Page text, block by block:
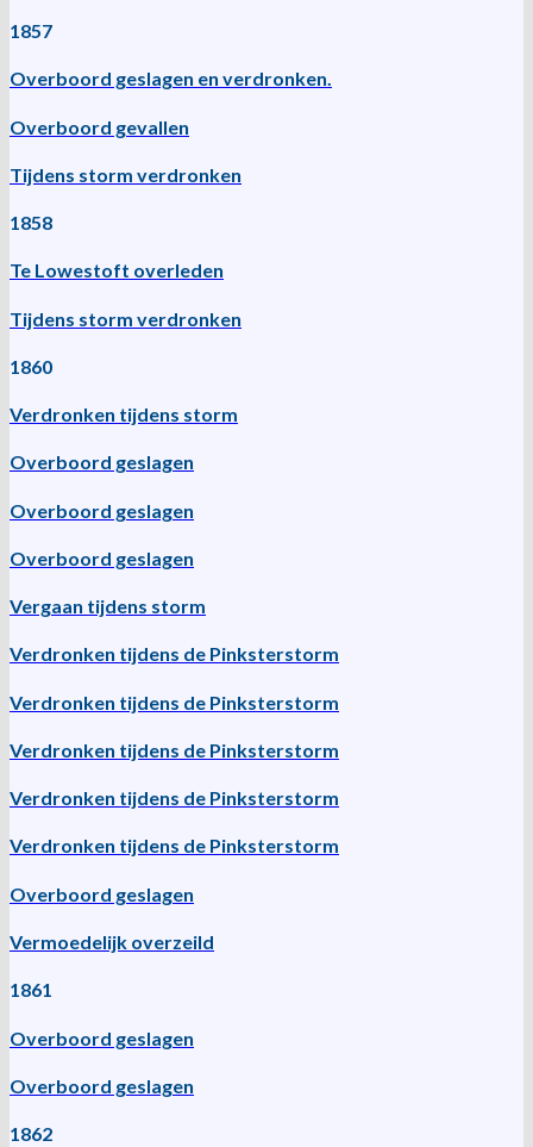
1857
Overboord geslagen en verdronken.
Overboord gevallen
Tijdens storm verdronken
1858
Te Lowestoft overleden
Tijdens storm verdronken
1860
Verdronken tijdens storm
Overboord geslagen
Overboord geslagen
Overboord geslagen
Vergaan tijdens storm
Verdronken tijdens de Pinksterstorm
Verdronken tijdens de Pinksterstorm
Verdronken tijdens de Pinksterstorm
Verdronken tijdens de Pinksterstorm
Verdronken tijdens de Pinksterstorm
Overboord geslagen
Vermoedelijk overzeild
1861
Overboord geslagen
Overboord geslagen
1862